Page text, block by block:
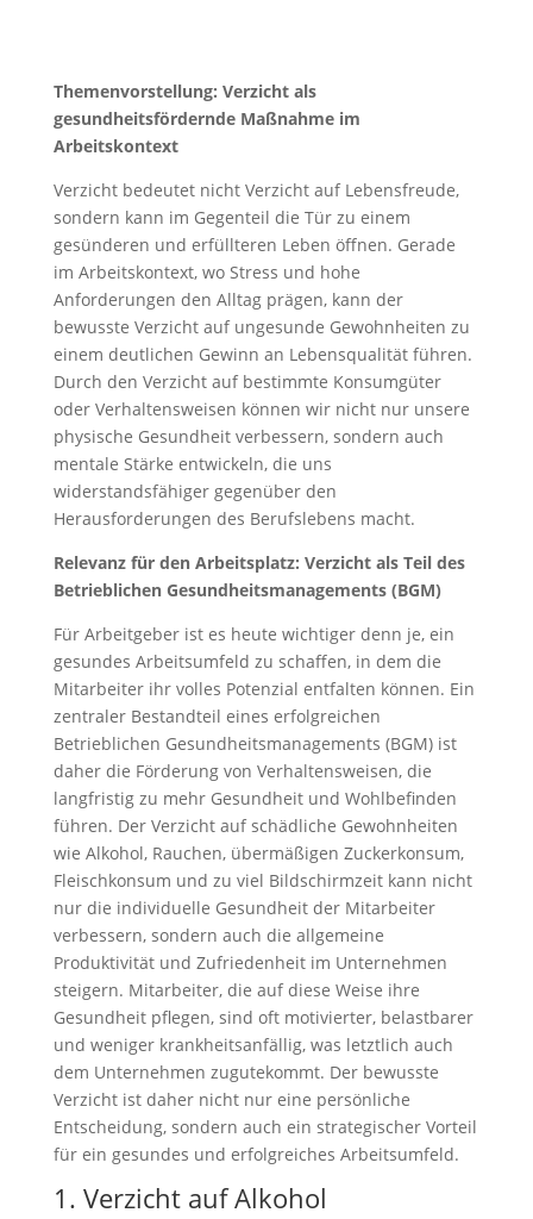
Themenvorstellung: Verzicht als
gesundheitsfördernde Maßnahme im
Arbeitskontext
Verzicht bedeutet nicht Verzicht auf Lebensfreude,
sondern kann im Gegenteil die Tür zu einem
gesünderen und erfüllteren Leben öffnen. Gerade
im Arbeitskontext, wo Stress und hohe
Anforderungen den Alltag prägen, kann der
bewusste Verzicht auf ungesunde Gewohnheiten zu
einem deutlichen Gewinn an Lebensqualität führen.
Durch den Verzicht auf bestimmte Konsumgüter
oder Verhaltensweisen können wir nicht nur unsere
physische Gesundheit verbessern, sondern auch
mentale Stärke entwickeln, die uns
widerstandsfähiger gegenüber den
Herausforderungen des Berufslebens macht.
Relevanz für den Arbeitsplatz: Verzicht als Teil des
Betrieblichen Gesundheitsmanagements (BGM)
Für Arbeitgeber ist es heute wichtiger denn je, ein
gesundes Arbeitsumfeld zu schaffen, in dem die
Mitarbeiter ihr volles Potenzial entfalten können. Ein
zentraler Bestandteil eines erfolgreichen
Betrieblichen Gesundheitsmanagements (BGM) ist
daher die Förderung von Verhaltensweisen, die
langfristig zu mehr Gesundheit und Wohlbefinden
führen. Der Verzicht auf schädliche Gewohnheiten
wie Alkohol, Rauchen, übermäßigen Zuckerkonsum,
Fleischkonsum und zu viel Bildschirmzeit kann nicht
nur die individuelle Gesundheit der Mitarbeiter
verbessern, sondern auch die allgemeine
Produktivität und Zufriedenheit im Unternehmen
steigern. Mitarbeiter, die auf diese Weise ihre
Gesundheit pflegen, sind oft motivierter, belastbarer
und weniger krankheitsanfällig, was letztlich auch
dem Unternehmen zugutekommt. Der bewusste
Verzicht ist daher nicht nur eine persönliche
Entscheidung, sondern auch ein strategischer Vorteil
für ein gesundes und erfolgreiches Arbeitsumfeld.
1. Verzicht auf Alkohol